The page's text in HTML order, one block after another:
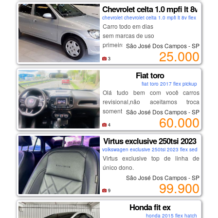
_______________________
Chevrolet celta 1.0 mpfi lt 8v flex
chevrolet chevrolet celta 1.0 mpfi lt 8v flex 2012
Carro todo em dias
sem marcas de uso
primeiro dono
documentado , com garantias e
quitado
São José Dos Campos - SP
25.000
3
Fiat toro
fiat toro 2017 flex pickup
Olá tudo bem com você carros
revisional,não aceitamos troca
somente entrada em até 12 vezes
ou avista ,carros de otima
procedência revisados e pereciados
,por favor me chama no meu
whatsapp para nós fecharmos
negócio👇👇👇👇👇👇
https://wa.me/message/52e6zdji7tw
ou se preferir meu número de
telefone é 12996601248
São José Dos Campos - SP
60.000
4
Virtus exclusive 250tsi 2023
volkswagen exclusive 250tsi 2023 flex sedan
Virtus exclusive top de linha de
único dono.
- motor 1.4 turbo (250 tsi) que une
performance e economia.
- potência de sobra e câmbio
automático de 6 marchas;
São José Dos Campos - SP
99.900
9
Honda fit ex
honda 2015 flex hatch